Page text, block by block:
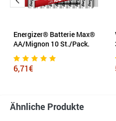
Energizer® Batterie Max®
AA/Mignon 10 St./Pack.
6,71€
Ähnliche Produkte